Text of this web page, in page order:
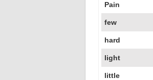
Pain
few
hard
light
little